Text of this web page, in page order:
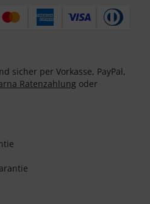
sicher per Vorkasse, PayPal,
Ratenzahlung oder